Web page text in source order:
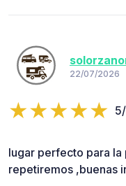
22/07/2026
lugar perfecto para la
repetiremos ,buenas